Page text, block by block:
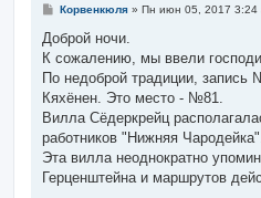
С
о
щ
е
и
е
Корвенкюля» Пн июн 05, 2017 3:24
Доброй ночи.
К сожалению, мы ввели
По недоброй традиции, запись
Кяхёнен. Это место - №81.
Вилла Сёдеркрейц
работников "Нижняя
Эта вилла неоднократно
Герценштейна и маршрутов